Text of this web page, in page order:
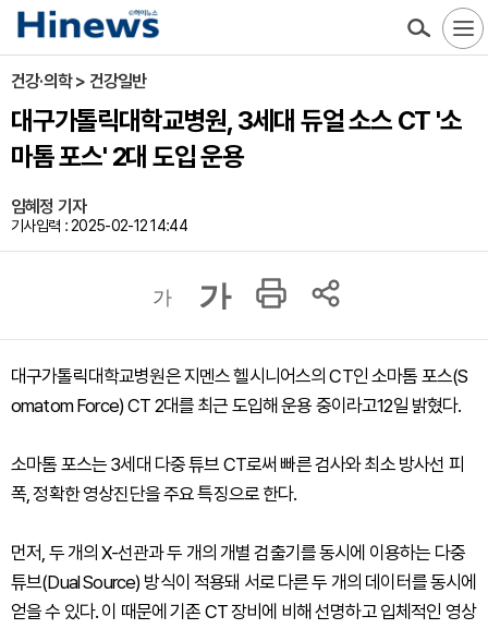
건강·의학 > 건강일반
대구가톨릭대학교병원, 3세대 듀얼 소스 CT '소
마톰 포스' 2대 도입 운용
임혜정 기자
기사입력 : 2025-02-12 14:44
가 가
대구가톨릭대학교병원은 지멘스 헬시니어스의 CT인 소마톰 포스(S
omatom Force) CT 2대를 최근 도입해 운용 중이라고12일 밝혔다.
소마톰 포스는 3세대 다중 튜브 CT로써 빠른 검사와 최소 방사선 피
폭, 정확한 영상진단을 주요 특징으로 한다.
먼저, 두 개의 X-선관과 두 개의 개별 검출기를 동시에 이용하는 다중
튜브(Dual Source) 방식이 적용돼 서로 다른 두 개의 데이터를 동시에
얻을 수 있다. 이 때문에 기존 CT 장비에 비해 선명하고 입체적인 영상